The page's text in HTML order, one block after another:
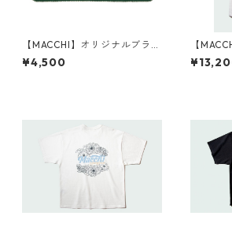
【MACCHI】オリジナルブラン
ケット GREEN
¥4,500
【
ITE